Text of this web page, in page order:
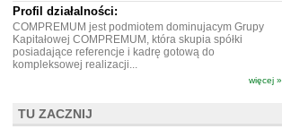
Profil działalności:
COMPREMUM jest podmiotem dominujacym Grupy
Kapitałowej COMPREMUM, która skupia spółki
posiadające referencje i kadrę gotową do
kompleksowej realizacji...
więcej »
TU ZACZNIJ